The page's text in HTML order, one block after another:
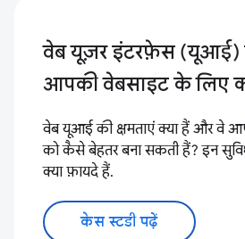
वेब यूज़र इंटरफ़ेस (यूआई)
आपकी वेबसाइट के लिए
वेब यूआई की क्षमताएं क्या हैं और वे
को कैसे बेहतर बना सकती हैं? इन
क्या फ़ायदे हैं.
केस स्टडी पढ़ें